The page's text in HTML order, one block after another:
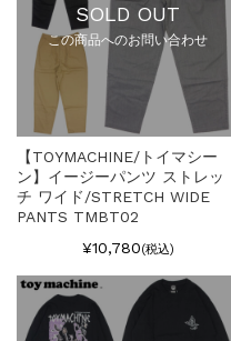
SOLD OUT
この商品へのお問い合わせ
【TOYMACHINE/トイマシー
ン】イージーパンツ ストレッ
チ ワイド/STRETCH WIDE
PANTS TMBT02
¥10,780(税込)